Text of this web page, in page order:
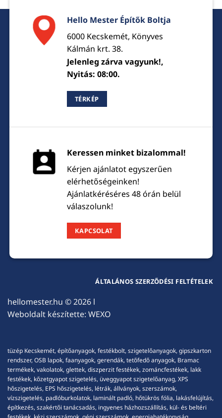
Hello Mester Építők Boltja
6000 Kecskemét, Könyves
Kálmán krt. 38.
Jelenleg zárva vagyunk!,
Nyitás: 08:00.
TÉRKÉP
Keressen minket bizalommal!
Kérjen ajánlatot egyszerűen
elérhetőségeinken!
Ajánlatkéréséres 48 órán belül
válaszolunk!
KAPCSOLAT
hellomester.hu © 2026 l
Weboldalt készítette: WEXO
ÁLTALÁNOS SZERZŐDÉSI FELTÉTELEK
tüzép Kecskemét, építőanyagok, festékbolt, szigetelőanyagok, gipszkarton
rendszer, OSB lapok, faanyagok, gerendák, tetőfedő anyagok, Bramac
termékek, vakolatok, glettek, diszperzit festékek, zománcfestékek, lakk
festékek, kőzetgyapot szigetelés, üveggyapot szigetelőanyag, XPS
hőszigetelés, EPS hőszigetelés, létrák, állványok, szerszámok,
vízszigetelés, padlóburkolatok, laminált padló, hőtükrös fólia, lakásfelújítás,
építkezés, szakértői tanácsadás, ingyenes házhozszállítás, kül- és beltéri